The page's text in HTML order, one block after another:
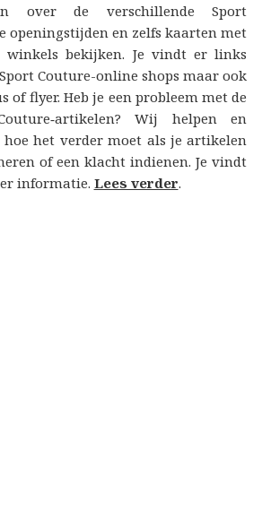
over de verschillende Sport
openingstijden en zelfs kaarten met
winkels bekijken. Je vindt er links
Couture-online shops maar ook
of flyer. Heb je een probleem met de
Wij helpen en
het verder moet als je artikelen
of een klacht indienen. Je vindt
informatie. Lees verder.